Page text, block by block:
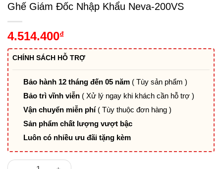
Ghế Giám Đốc Nhập Khẩu Neva-200VS
4.514.400₫
CHÍNH SÁCH HỖ TRỢ
Bảo hành 12 tháng đến 05 năm ( Tùy sản phẩm )
Bảo trì vĩnh viễn ( Xử lý ngay khi khách cần hỗ trợ )
Vận chuyển miễn phí ( Tùy thuộc đơn hàng )
Sản phẩm chất lượng vượt bậc
Luôn có nhiều ưu đãi tặng kèm
Ghế Giám Đốc Nhập Khẩu Neva-200VS số lượng